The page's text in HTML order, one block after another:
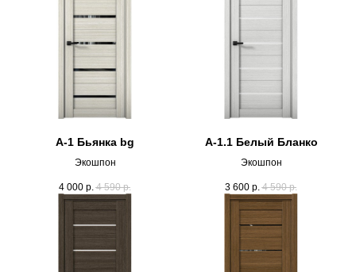
А-1 Бьянка bg
Экошпон
4 000 р. 4 590 р.
А-1.1 Белый Бланко
Экошпон
3 600 р. 4 590 р.